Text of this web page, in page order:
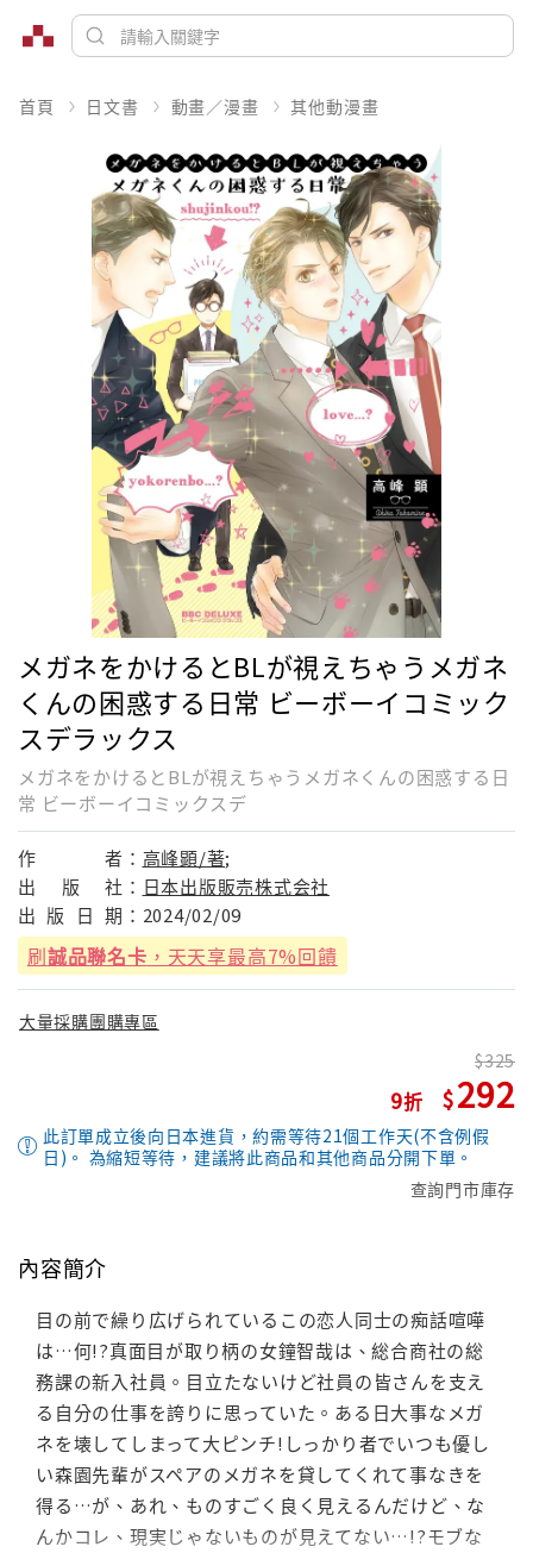
首頁 日文書 動畫／漫畫 其他動漫畫
メガネをかけるとBLが視えちゃうメガネ
くんの困惑する日常 ビーボーイコミック
スデラックス
メガネをかけるとBLが視えちゃうメガネくんの困惑する日
常 ビーボーイコミックスデ
作 者： 高峰顕/著;
出
版 社： 日本出版販売株式会社
出 版 日 期： 2024/02/09
刷誠品聯名卡 ，天天享最高7%回饋
大量採購團購專區
9
325
292
此訂單成立後向日本進貨，約需等待21個工作天(不含例假
日)。 為縮短等待，建議將此商品和其他商品分開下單。
查詢門市庫存
內容簡介
目の前で繰り広げられているこの恋人同士の痴話喧嘩
は…何!?真面目が取り柄の女鐘智哉は、総合商社の総
務課の新入社員。目立たないけど社員の皆さんを支え
る自分の仕事を誇りに思っていた。ある日大事なメガ
ネを壊してしまって大ピンチ!しっかり者でいつも優し
い森園先輩がスペアのメガネを貸してくれて事なきを
得る…が、あれ、ものすごく良く見えるんだけど、な
んかコレ、現実じゃないものが見えてない…!?モブな